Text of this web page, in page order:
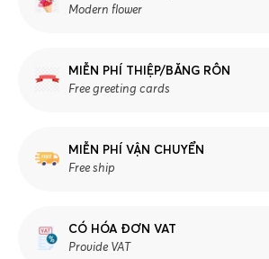
Modern flower
MIỄN PHÍ THIỆP/BĂNG RÔN
Free greeting cards
MIỄN PHÍ VẬN CHUYỂN
Free ship
CÓ HÓA ĐƠN VAT
Provide VAT